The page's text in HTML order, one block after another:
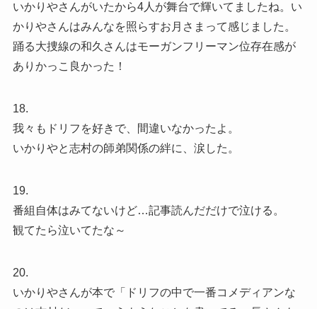
いかりやさんがいたから4人が舞台で輝いてましたね。い
かりやさんはみんなを照らすお月さまって感じました。
踊る大捜線の和久さんはモーガンフリーマン位存在感が
ありかっこ良かった！
18.
我々もドリフを好きで、間違いなかったよ。
いかりやと志村の師弟関係の絆に、涙した。
19.
番組自体はみてないけど…記事読んだだけで泣ける。
観てたら泣いてたな～
20.
いかりやさんが本で「ドリフの中で一番コメディアンな